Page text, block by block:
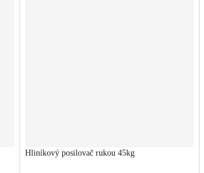
Hliníkový posilovač rukou 45kg